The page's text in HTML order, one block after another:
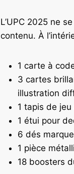
L’UPC 2025 ne
contenu. À
1 carte à
3 cartes
illustration
1 tapis de
1 étui pour
6 dés
1 pièce
18 boosters